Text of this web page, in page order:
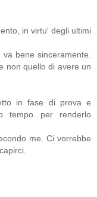
in virtu' degli ultimi
bene sinceramente.
non quello di avere un
in fase di prova e
tempo per renderlo
me. Ci vorrebbe